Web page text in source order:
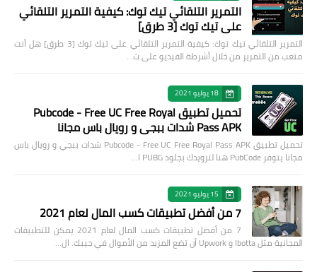
التمرير التلقائي تيك توك: كيفية التمرير التلقائي
على تيك توك [3 طرق]
التمرير التلقائي تيك توك: كيفية التمرير التلقائي على تيك توك [3 طرق] هل أنت
متعب من التمرير من خلال أشرطة الفيديو على ت…
18 يوليو 2021
تحميل تطبيق Pubcode - Free UC Free Royal
Pass APK شدات ببجي و رويال باس مجانا
تحميل تطبيق Pubcode - Free UC Free Royal Pass APK شدات ببجي و رويال باس
مجانا يتوفر PubCode هنا لتزويدك بجلود PUBG ا…
15 يوليو 2021
7 من أفضل تطبيقات كسب المال لعام 2021
7 من أفضل تطبيقات كسب المال لعام 2021 يمكن للتطبيقات
المجانية مثل Ibotta و Upwork أن تضع المزيد من الأموال في جيبك. ال…